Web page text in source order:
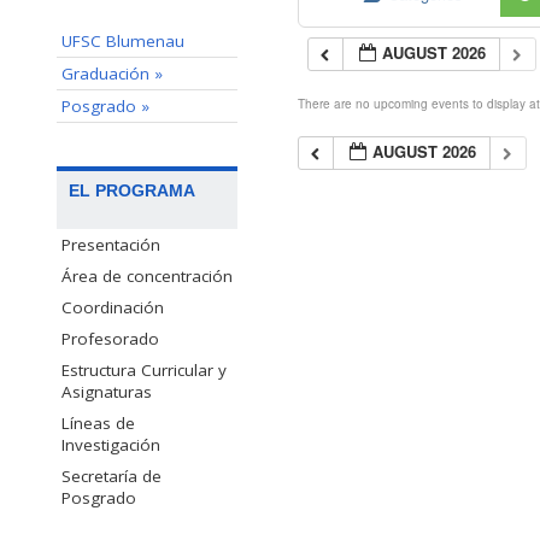
UFSC Blumenau
Graduación »
Posgrado »
EL PROGRAMA
Presentación
Área de concentración
Coordinación
Profesorado
Estructura Curricular y
Asignaturas
Líneas de
Investigación
Secretaría de
Posgrado
AUGUST 2026
There are no upcoming events to display
AUGUST 2026